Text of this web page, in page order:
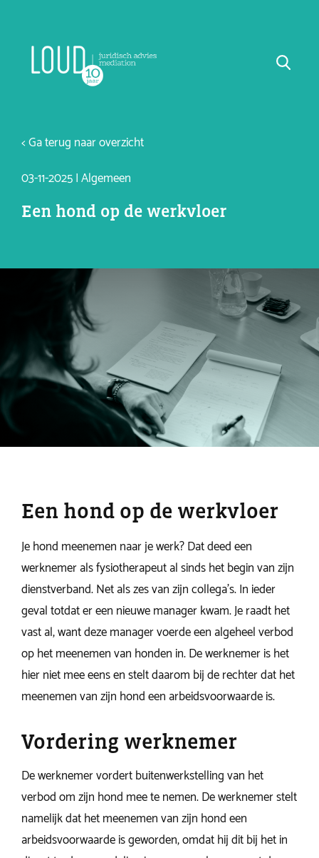
< Ga terug naar overzicht
03-11-2025 | Algemeen
Een hond op de werkvloer
Een hond op de werkvloer
Je hond meenemen naar je werk? Dat deed een
werknemer als fysiotherapeut al sinds het begin van zijn
dienstverband. Net als zes van zijn collega’s. In ieder
geval totdat er een nieuwe manager kwam. Je raadt het
vast al, want deze manager voerde een algeheel verbod
op het meenemen van honden in. De werknemer is het
hier niet mee eens en stelt daarom bij de rechter dat het
meenemen van zijn hond een arbeidsvoorwaarde is.
Vordering werknemer
De werknemer vordert buitenwerkstelling van het
verbod om zijn hond mee te nemen. De werknemer stelt
namelijk dat het meenemen van zijn hond een
arbeidsvoorwaarde is geworden, omdat hij dit bij het in